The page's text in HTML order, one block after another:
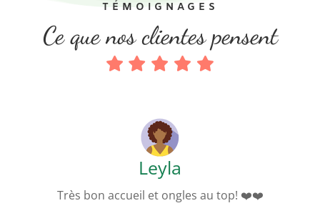
TÉMOIGNAGES
Ce que nos clientes pensent
July
Très bon service. Toujours à l’heure et travail
minutieux.